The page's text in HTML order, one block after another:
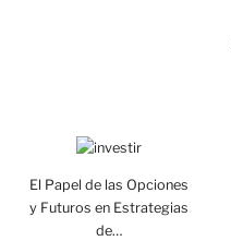
El Papel de las Opciones
y Futuros en Estrategias
de…